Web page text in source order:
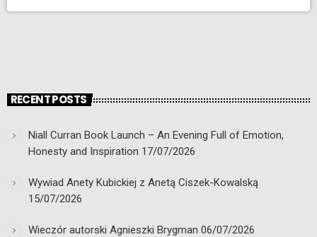
RECENT POSTS
Niall Curran Book Launch – An Evening Full of Emotion,
Honesty and Inspiration 17/07/2026
Wywiad Anety Kubickiej z Anetą Ciszek-Kowalską
15/07/2026
Wieczór autorski Agnieszki Brygman 06/07/2026